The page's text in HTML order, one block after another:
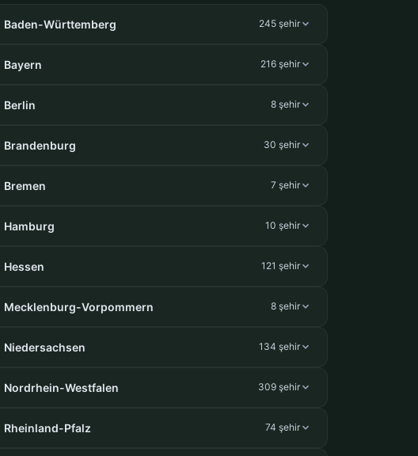
Baden-Württemberg 245 şehir
Bayern 216 şehir
Berlin 8 şehir
Brandenburg 30 şehir
Bremen 7 şehir
Hamburg 10 şehir
Hessen 121 şehir
Mecklenburg-Vorpommern 8 şehir
Niedersachsen 134 şehir
Nordrhein-Westfalen 309 şehir
Rheinland-Pfalz 74 şehir